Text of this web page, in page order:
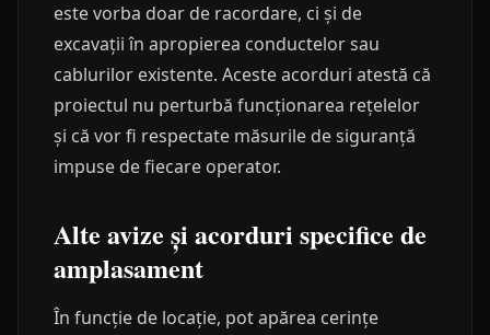
este vorba doar de racordare, ci și de
excavații în apropierea conductelor sau
cablurilor existente. Aceste acorduri atestă că
proiectul nu perturbă funcționarea rețelelor
și că vor fi respectate măsurile de siguranță
impuse de fiecare operator.
Alte avize și acorduri specifice de
amplasament
În funcție de locație, pot apărea cerințe